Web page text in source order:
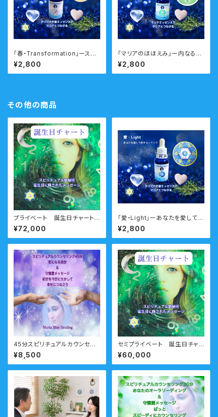
「春・Transformation」ースム
ーズに人生の転機や変化のタイ
ミングを乗り越えるー 瞑想音
声ガイド付き ウォーターエッセ
¥2,800
「マリアのほほえみ」ー内なる美
と神秘性を輝かせるー 瞑想音
声ガイド付き マリアウォーター
エッセンス・シングル
¥2,800
その他の商品
プライベート 誕生日チャートコ
ースーあなたの誕生日に隠され
た数字の秘密ーご一括
¥72,000
「愛・Light」ーあなたを愛して許
して自己愛を高めるエッセンス
ー 瞑想音声ガイド付き マリ
アウォーターエッセンス・シング
¥2,800
45分スピリチュアルカウンセリ
ング 前世・オーラ・ガイドメ
ッセージ
¥8,500
セミプライベート 誕生日チャ
ートコースーあなたの誕生日に
隠された数字の秘密ーご一括
¥60,000